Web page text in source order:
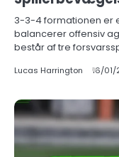
3-3-4 formationen er
balancerer offensiv
består af tre
Lucas Harrington 16/01/